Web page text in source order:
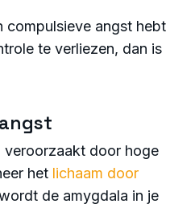
compulsieve angst hebt
te verliezen, dan is
veroorzaakt door hoge
het lichaam door
de amygdala in je